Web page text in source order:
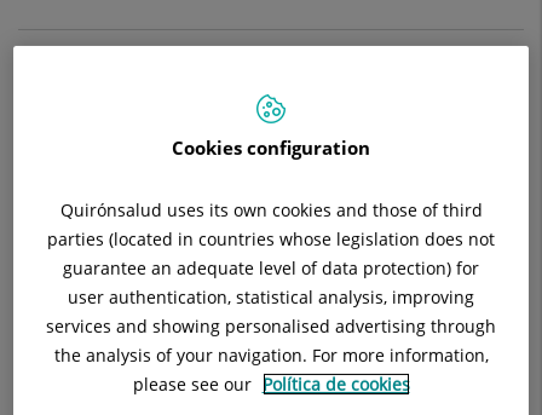
especialitat
web de Quirónsalud
El Servei de Diagnòstic per la imatge (SDPI) de Hospital
Universitari General de Catalunya - Grupo Quirónsalud està
Cookies configuration
Quirónsalud uses its own cookies and those of third
parties (located in countries whose legislation does not
guarantee an adequate level of data protection) for
user authentication, statistical analysis, improving
services and showing personalised advertising through
the analysis of your navigation. For more information,
please see our Política de cookies